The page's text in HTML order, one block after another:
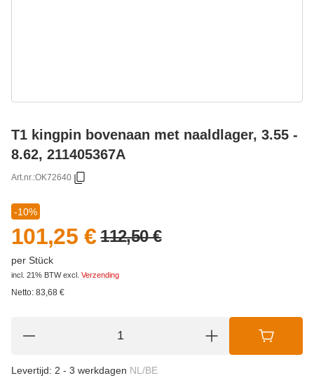
T1 kingpin bovenaan met naaldlager, 3.55 -
8.62, 211405367A
Art.nr.:OK72640
-10%
101,25 € 112,50 €
per Stück
incl. 21% BTWexcl. Verzending
Netto: 83,68 €
Levertijd: 2 - 3 werkdagen NL/BE